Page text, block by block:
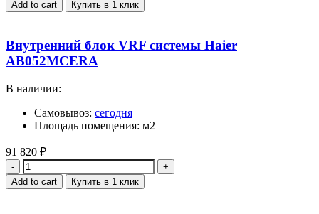
Add to cart Купить в 1 клик
Внутренний блок VRF системы Haier
AB052MCERA
В наличии:
Самовывоз: сегодня
Площадь помещения: м2
91 820 ₽
Quantity
Add to cart Купить в 1 клик